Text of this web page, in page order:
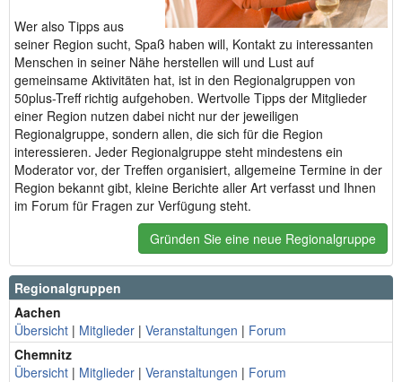
Wer also Tipps aus
seiner Region sucht, Spaß haben will, Kontakt zu interessanten
Menschen in seiner Nähe herstellen will und Lust auf
gemeinsame Aktivitäten hat, ist in den Regionalgruppen von
50plus-Treff richtig aufgehoben. Wertvolle Tipps der Mitglieder
einer Region nutzen dabei nicht nur der jeweiligen
Regionalgruppe, sondern allen, die sich für die Region
interessieren. Jeder Regionalgruppe steht mindestens ein
Moderator vor, der Treffen organisiert, allgemeine Termine in der
Region bekannt gibt, kleine Berichte aller Art verfasst und Ihnen
im Forum für Fragen zur Verfügung steht.
Gründen Sie eine neue Regionalgruppe
Regionalgruppen
Aachen
Übersicht | Mitglieder | Veranstaltungen | Forum
Chemnitz
Übersicht | Mitglieder | Veranstaltungen | Forum